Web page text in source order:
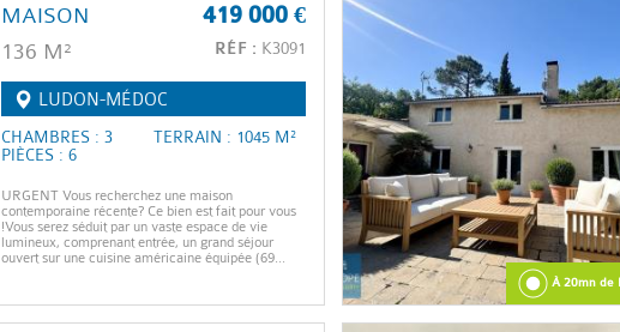
419 000 €
RÉF : K3091
MAISON
136 M²
LUDON-MÉDOC
CHAMBRES : 3
TERRAIN : 1045 M²
PIÈCES : 6
URGENT Vous recherchez une maison
contemporaine récente? Ce bien est fait pour vous
!Vous serez séduit par un vaste espace de vie
lumineux, comprenant entrée, un grand séjour
ouvert sur une cuisine américaine équipée (69...
À 20mn de